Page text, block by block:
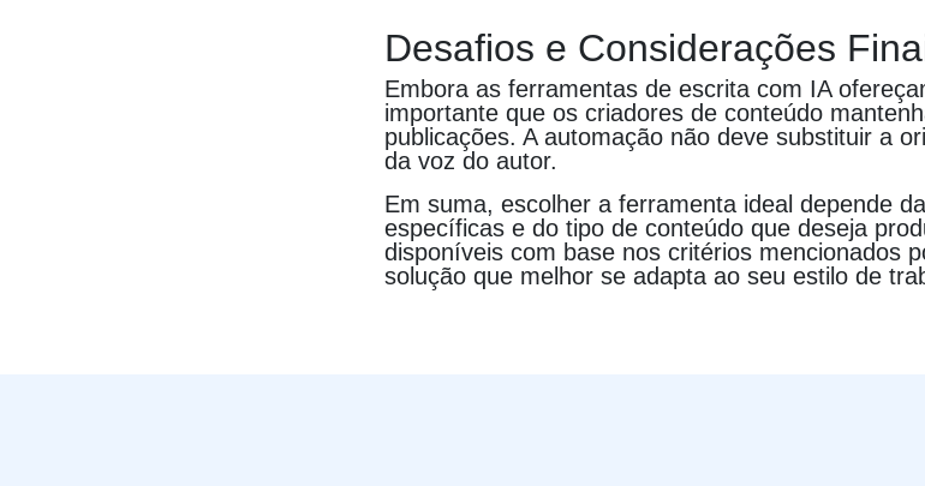
Desafios e Considerações
Embora as ferramentas de escrita com IA
importante que os criadores de conteúdo
publicações. A automação não deve substituir a
da voz do autor.
Em suma, escolher a ferramenta ideal depende
específicas e do tipo de conteúdo que deseja
disponíveis com base nos critérios mencionados
solução que melhor se adapta ao seu estilo de